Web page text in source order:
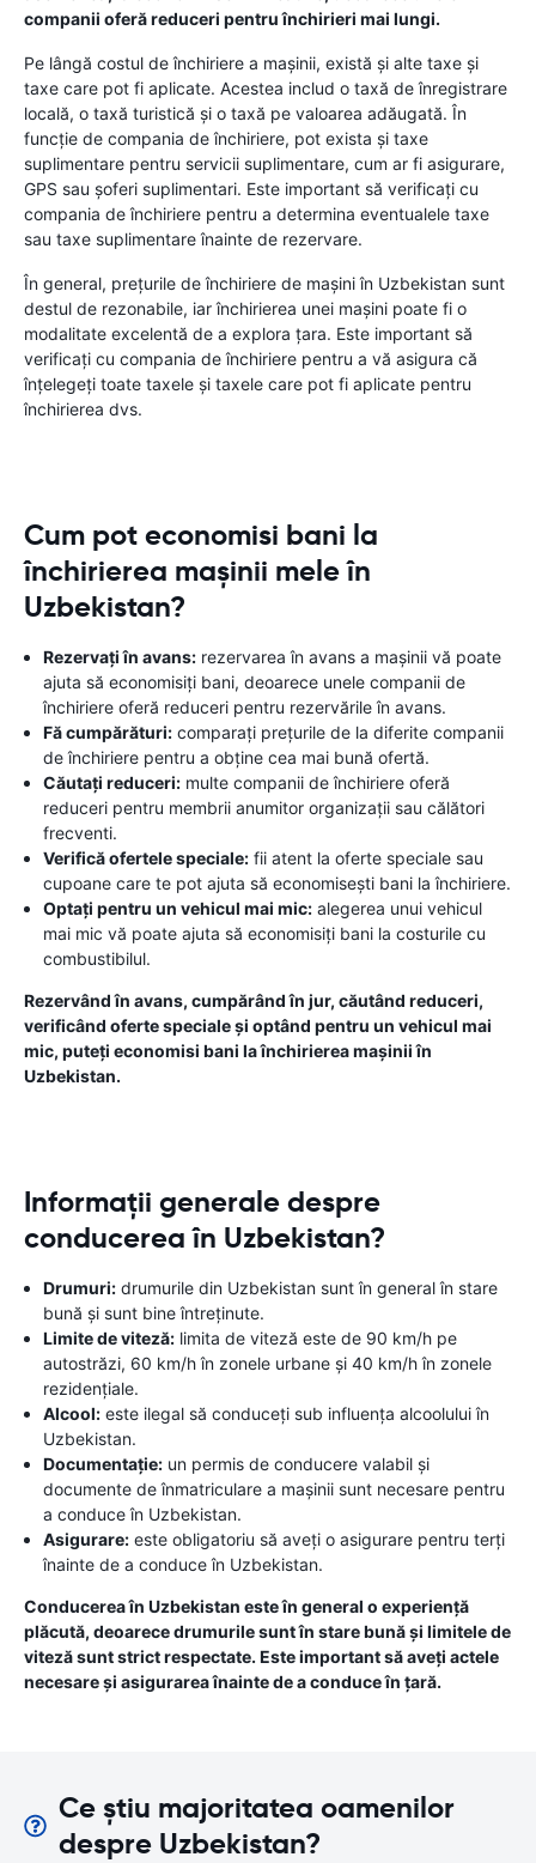
companii oferă reduceri pentru închirieri mai lungi.
Pe lângă costul de închiriere a mașinii, există și alte taxe și
taxe care pot fi aplicate. Acestea includ o taxă de înregistrare
locală, o taxă turistică și o taxă pe valoarea adăugată. În
funcție de compania de închiriere, pot exista și taxe
suplimentare pentru servicii suplimentare, cum ar fi asigurare,
GPS sau șoferi suplimentari. Este important să verificați cu
compania de închiriere pentru a determina eventualele taxe
sau taxe suplimentare înainte de rezervare.
În general, prețurile de închiriere de mașini în Uzbekistan sunt
destul de rezonabile, iar închirierea unei mașini poate fi o
modalitate excelentă de a explora țara. Este important să
verificați cu compania de închiriere pentru a vă asigura că
înțelegeți toate taxele și taxele care pot fi aplicate pentru
închirierea dvs.
Cum pot economisi bani la
închirierea mașinii mele în
Uzbekistan?
Rezervați în avans: rezervarea în avans a mașinii vă poate
ajuta să economisiți bani, deoarece unele companii de
închiriere oferă reduceri pentru rezervările în avans.
Fă cumpărături: comparați prețurile de la diferite companii
de închiriere pentru a obține cea mai bună ofertă.
Căutați reduceri: multe companii de închiriere oferă
reduceri pentru membrii anumitor organizații sau călători
frecventi.
Verifică ofertele speciale: fii atent la oferte speciale sau
cupoane care te pot ajuta să economisești bani la închiriere.
Optați pentru un vehicul mai mic: alegerea unui vehicul
mai mic vă poate ajuta să economisiți bani la costurile cu
combustibilul.
Rezervând în avans, cumpărând în jur, căutând reduceri,
verificând oferte speciale și optând pentru un vehicul mai
mic, puteți economisi bani la închirierea mașinii în
Uzbekistan.
Informații generale despre
conducerea în Uzbekistan?
Drumuri: drumurile din Uzbekistan sunt în general în stare
bună și sunt bine întreținute.
Limite de viteză: limita de viteză este de 90 km/h pe
autostrăzi, 60 km/h în zonele urbane și 40 km/h în zonele
rezidențiale.
Alcool: este ilegal să conduceți sub influența alcoolului în
Uzbekistan.
Documentație: un permis de conducere valabil și
documente de înmatriculare a mașinii sunt necesare pentru
a conduce în Uzbekistan.
Asigurare: este obligatoriu să aveți o asigurare pentru terți
înainte de a conduce în Uzbekistan.
Conducerea în Uzbekistan este în general o experiență
plăcută, deoarece drumurile sunt în stare bună și limitele de
viteză sunt strict respectate. Este important să aveți actele
necesare și asigurarea înainte de a conduce în țară.
Ce știu majoritatea oamenilor
despre Uzbekistan?